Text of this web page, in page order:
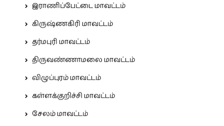
இராணிப்பேட்டை மாவட்டம்
கிருஷ்ணகிரி மாவட்டம்
தர்மபுரி மாவட்டம்
திருவண்ணாமலை மாவட்டம்
விழுப்புரம் மாவட்டம்
கள்ளக்குறிச்சி மாவட்டம்
சேலம் மாவட்டம்